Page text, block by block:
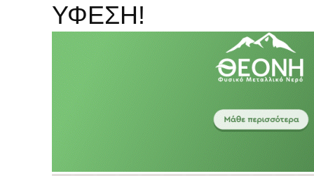
ΥΦΕΣΗ!